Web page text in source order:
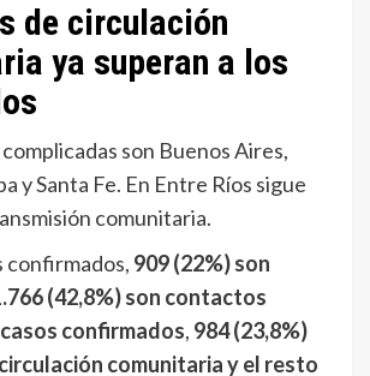
de circulación
ya superan a los
complicadas son Buenos Aires,
y Santa Fe. En Entre Ríos sigue
comunitaria.
confirmados, 909 (22%) son
(42,8%) son contactos
confirmados, 984 (23,8%)
comunitaria y el resto